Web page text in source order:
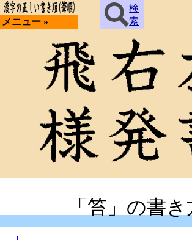
メニュー »
検
索
「笞」の書き